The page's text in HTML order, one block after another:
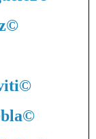
©
©
©